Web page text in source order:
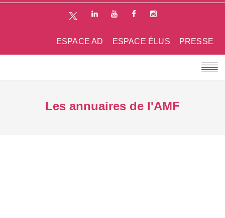
PRESSE
ESPACE ÉLUS
ESPACE AD
Les annuaires de l'AMF